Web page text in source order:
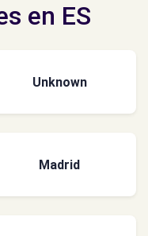
en ES
Unknown
Madrid